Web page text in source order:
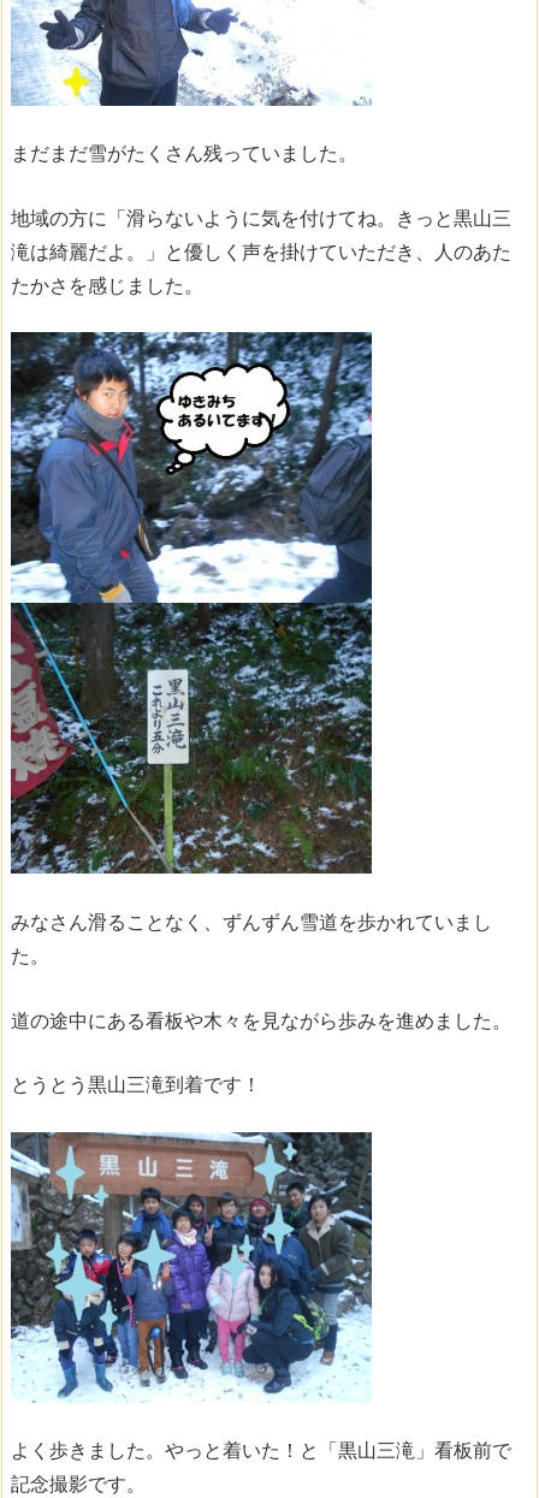
まだまだ雪がたくさん残っていました。
地域の方に「滑らないように気を付けてね。きっと黒山三
滝は綺麗だよ。」と優しく声を掛けていただき、人のあた
たかさを感じました。
みなさん滑ることなく、ずんずん雪道を歩かれていまし
た。
道の途中にある看板や木々を見ながら歩みを進めました。
とうとう黒山三滝到着です！
よく歩きました。やっと着いた！と「黒山三滝」看板前で
記念撮影です。